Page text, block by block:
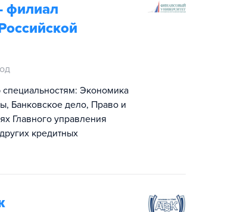
филиал
Экономика
Банковское дело, Право и
Главного управления
кредитных